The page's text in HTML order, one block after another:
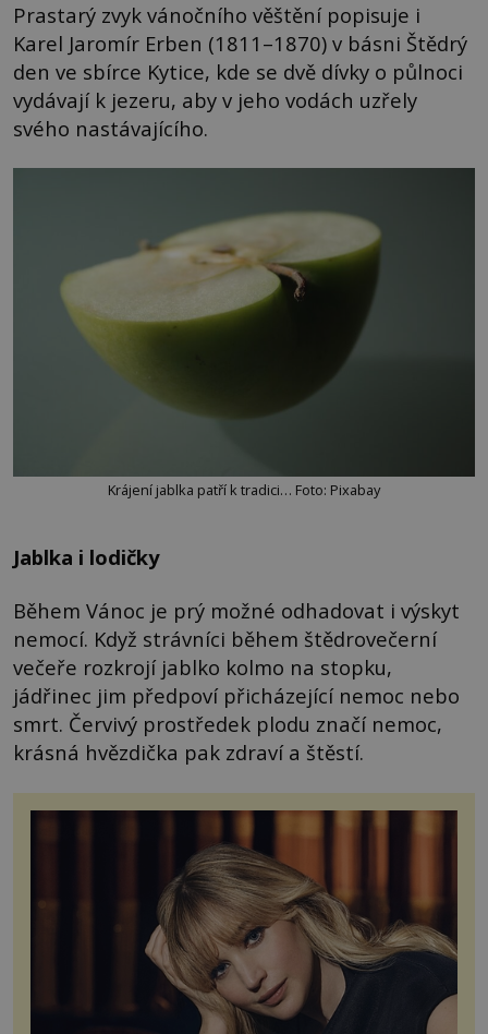
Prastarý zvyk vánočního věštění popisuje i
Karel Jaromír Erben (1811–1870) v básni Štědrý
den ve sbírce Kytice, kde se dvě dívky o půlnoci
vydávají k jezeru, aby v jeho vodách uzřely
svého nastávajícího.
Krájení jablka patří k tradici… Foto: Pixabay
Jablka i lodičky
Během Vánoc je prý možné odhadovat i výskyt
nemocí. Když strávníci během štědrovečerní
večeře rozkrojí jablko kolmo na stopku,
jádřinec jim předpoví přicházející nemoc nebo
smrt. Červivý prostředek plodu značí nemoc,
krásná hvězdička pak zdraví a štěstí.